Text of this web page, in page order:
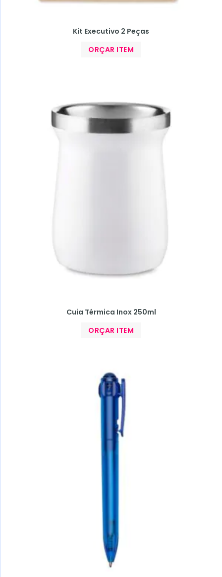
Kit Executivo 2 Peças
ORÇAR ITEM
Cuia Térmica Inox 250ml
ORÇAR ITEM